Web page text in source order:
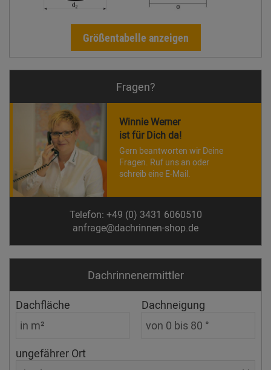
Größentabelle anzeigen
Fragen?
Winnie Werner
ist für Dich da!
Gern beantworten wir Deine
Fragen. Ruf uns an oder
schreib eine E-Mail.
Telefon: +49 (0) 3431 6060510
anfrage@dachrinnen-shop.de
Dachrinnen­ermittler
Dachfläche Dachneigung
ungefährer Ort